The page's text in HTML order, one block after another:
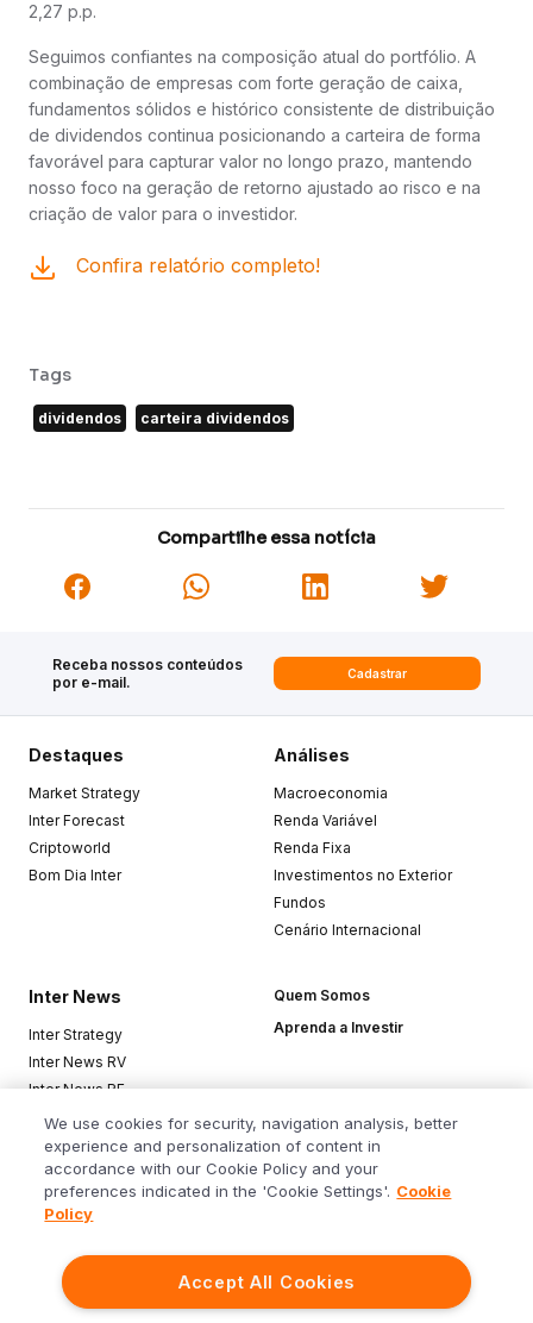
2,27 p.p.
Seguimos confiantes na composição atual do portfólio. A
combinação de empresas com forte geração de caixa,
fundamentos sólidos e histórico consistente de distribuição
de dividendos continua posicionando a carteira de forma
favorável para capturar valor no longo prazo, mantendo
nosso foco na geração de retorno ajustado ao risco e na
criação de valor para o investidor.
Confira relatório completo!
Tags
dividendos carteira dividendos
Compartilhe essa notícia
Receba nossos conteúdos
por e-mail.
Cadastrar
Siga o Inter
Destaques
Market Strategy
Inter Forecast
Criptoworld
Bom Dia Inter
Análises
Macroeconomia
Renda Variável
Renda Fixa
Investimentos no Exterior
Fundos
Cenário Internacional
Inter News
Inter Strategy
Inter News RV
Inter News RF
Top Funds
Quem Somos
Aprenda a Investir
Baixe o app
We use cookies for security, navigation analysis, better
experience and personalization of content in
accordance with our Cookie Policy and your
preferences indicated in the 'Cookie Settings'. Cookie
Policy
Accept All Cookies